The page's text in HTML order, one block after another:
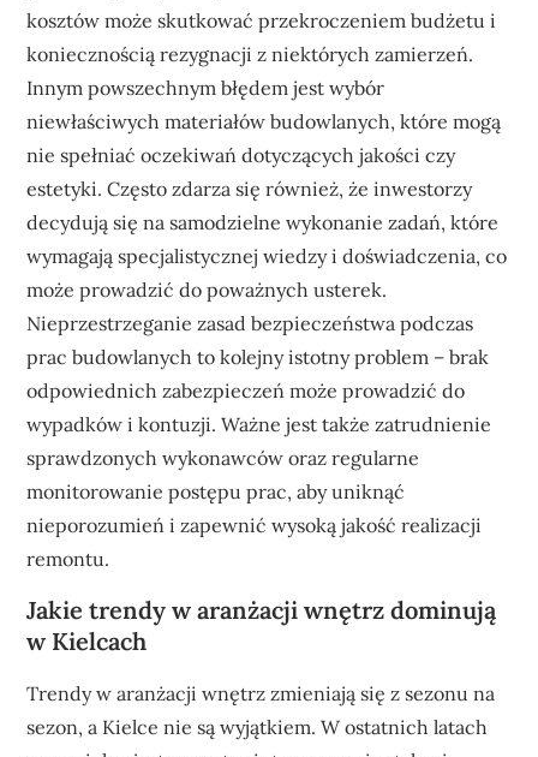
kosztów może skutkować przekroczeniem budżetu i
koniecznością rezygnacji z niektórych zamierzeń.
Innym powszechnym błędem jest wybór
niewłaściwych materiałów budowlanych, które mogą
nie spełniać oczekiwań dotyczących jakości czy
estetyki. Często zdarza się również, że inwestorzy
decydują się na samodzielne wykonanie zadań, które
wymagają specjalistycznej wiedzy i doświadczenia, co
może prowadzić do poważnych usterek.
Nieprzestrzeganie zasad bezpieczeństwa podczas
prac budowlanych to kolejny istotny problem – brak
odpowiednich zabezpieczeń może prowadzić do
wypadków i kontuzji. Ważne jest także zatrudnienie
sprawdzonych wykonawców oraz regularne
monitorowanie postępu prac, aby uniknąć
nieporozumień i zapewnić wysoką jakość realizacji
remontu.
Jakie trendy w aranżacji wnętrz dominują
w Kielcach
Trendy w aranżacji wnętrz zmieniają się z sezonu na
sezon, a Kielce nie są wyjątkiem. W ostatnich latach